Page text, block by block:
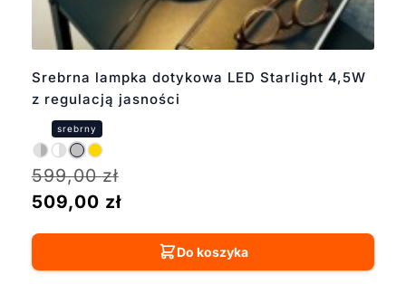
Srebrna lampka dotykowa LED Starlight 4,5W
z regulacją jasności
599,00zł
509,00 zł
Do koszyka